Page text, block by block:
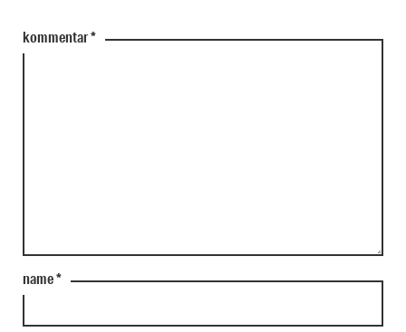
kommentar*
name*